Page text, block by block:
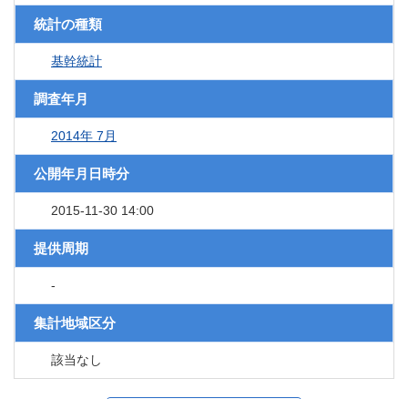
統計の種類
基幹統計
調査年月
2014年 7月
公開年月日時分
2015-11-30 14:00
提供周期
-
集計地域区分
該当なし